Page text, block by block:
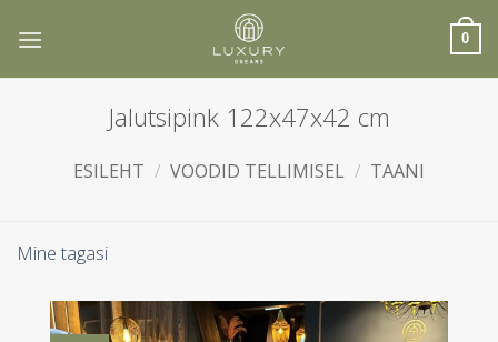
0
Jalutsipink 122x47x42 cm
ESILEHT / VOODID TELLIMISEL / TAANI
Mine tagasi